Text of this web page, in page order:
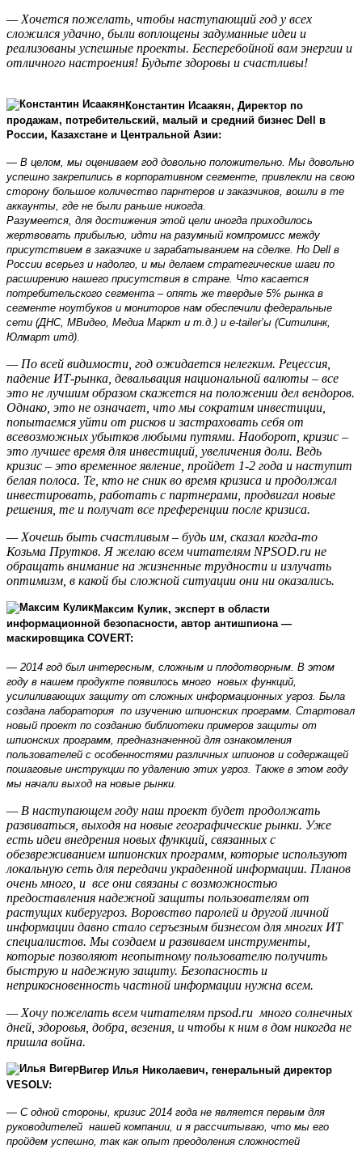
— Хочется пожелать, чтобы наступающий год у всех
сложился удачно, были воплощены задуманные идеи и
реализованы успешные проекты. Бесперебойной вам энергии и
отличного настроения! Будьте здоровы и счастливы!
Константин Исаакян, Директор по
продажам, потребительский, малый и средний бизнес Dell в
России, Казахстане и Центральной Азии:
— В целом, мы оцениваем год довольно положительно. Мы довольно
успешно закрепились в корпоративном сегменте, привлекли на свою
сторону большое количество парнтеров и заказчиков, вошли в те
аккаунты, где не были раньше никогда.
Разумеется, для достижения этой цели иногда приходилось
жертвовать прибылью, идти на разумный компромисс между
присутствием в заказчике и зарабатыванием на сделке. Но Dell в
России всерьез и надолго, и мы делаем стратегические шаги по
расширению нашего присутствия в стране. Что касается
потребительского сегмента – опять же твердые 5% рынка в
сегменте ноутбуков и мониторов нам обеспечили федеральные
сети (ДНС, МВидео, Медиа Маркт и т.д.) и e-tailer’ы (Ситилинк,
Юлмарт итд).
— По всей видимости, год ожидается нелегким. Рецессия,
падение ИТ-рынка, девальвация национальной валюты – все
это не лучшим образом скажется на положении дел вендоров.
Однако, это не означает, что мы сократим инвестиции,
попытаемся уйти от рисков и застраховать себя от
всевозможных убытков любыми путями. Наоборот, кризис –
это лучшее время для инвестиций, увеличения доли. Ведь
кризис – это временное явление, пройдет 1-2 года и наступит
белая полоса. Те, кто не сник во время кризиса и продолжал
инвестировать, работать с партнерами, продвигал новые
решения, те и получат все преференции после кризиса.
— Хочешь быть счастливым – будь им, сказал когда-то
Козьма Прутков. Я желаю всем читателям NPSOD.ru не
обращать внимание на жизненные трудности и излучать
оптимизм, в какой бы сложной ситуации они ни оказались.
Максим Кулик, эксперт в области
информационной безопасности, автор антишпиона —
маскировщика COVERT:
— 2014 год был интересным, сложным и плодотворным. В этом
году в нашем продукте появилось много новых функций,
усилиливающих защиту от сложных информационных угроз. Была
создана лаборатория по изучению шпионских программ. Стартовал
новый проект по созданию библиотеки примеров защиты от
шпионских программ, предназначенной для ознакомления
пользователей с особенностями различных шпионов и содержащей
пошаговые инструкции по удалению этих угроз. Также в этом году
мы начали выход на новые рынки.
— В наступающем году наш проект будет продолжать
развиваться, выходя на новые географические рынки. Уже
есть идеи внедрения новых функций, связанных с
обезвреживанием шпионских программ, которые используют
локальную сеть для передачи украденной информации. Планов
очень много, и все они связаны с возможностью
предоставления надежной защиты пользователям от
растущих киберугроз. Воровство паролей и другой личной
информации давно стало серъезным бизнесом для многих ИТ
специалистов. Мы создаем и развиваем инструменты,
которые позволяют неопытному пользователю получить
быструю и надежную защиту. Безопасность и
неприкосновенность частной информации нужна всем.
— Хочу пожелать всем читателям npsod.ru много солнечных
дней, здоровья, добра, везения, и чтобы к ним в дом никогда не
пришла война.
Вигер Илья Николаевич, генеральный директор
VESOLV:
— С одной стороны, кризис 2014 года не является первым для
руководителей нашей компании, и я рассчитываю, что мы его
пройдем успешно, так как опыт преодоления сложностей